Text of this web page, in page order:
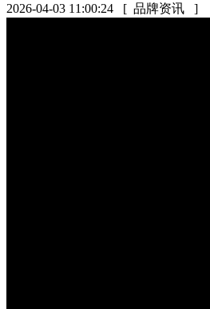
2026-04-03 11:00:24 [ 品牌资讯 ]